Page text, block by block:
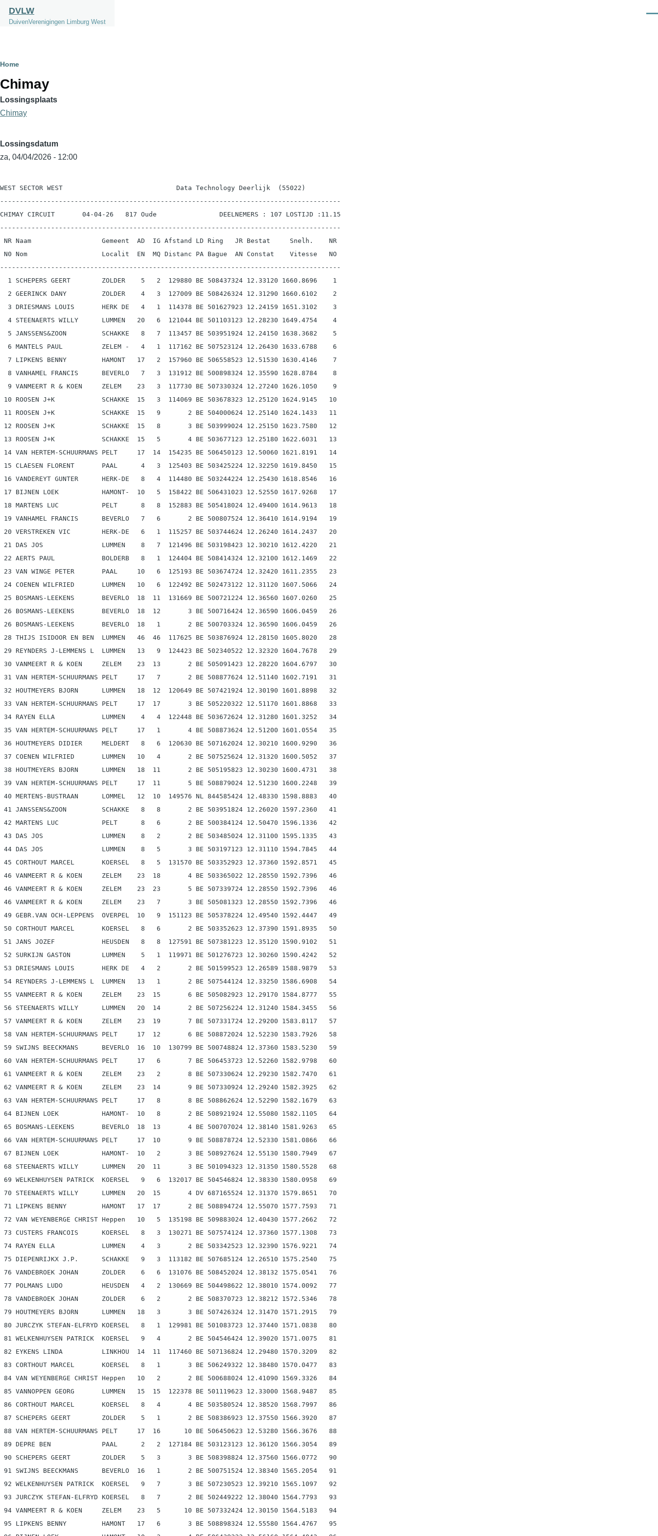
Overslaan en naar de inhoud gaan
DVLW
DuivenVerenigingen Limburg West
Kruimelpad
Home
Chimay
Lossingsplaats
Chimay
Lossingsdatum
za, 04/04/2026 - 12:00
WEST SECTOR WEST                             Data Technology Deerlijk  (55022)
---------------------------------------------------------------------------------------
CHIMAY CIRCUIT       04-04-26   817 Oude                DEELNEMERS : 107 LOSTIJD :11.15
---------------------------------------------------------------------------------------
NR Naam                  Gemeent  AD  IG Afstand LD Ring   JR Bestat     Snelh.    NR
N0 Nom                   Localit  EN  MQ Distanc PA Bague  AN Constat    Vitesse   NO
---------------------------------------------------------------------------------------
  1 SCHEPERS GEERT        ZOLDER    5   2  129880 BE 508437324 12.33120 1660.8696    1
  2 GEERINCK DANY         ZOLDER    4   3  127009 BE 508426324 12.31290 1660.6102    2
  3 DRIESMANS LOUIS       HERK DE   4   1  114378 BE 501627923 12.24159 1651.3102    3
  4 STEENAERTS WILLY      LUMMEN   20   6  121044 BE 501103123 12.28230 1649.4754    4
  5 JANSSENS&ZOON         SCHAKKE   8   7  113457 BE 503951924 12.24150 1638.3682    5
  6 MANTELS PAUL          ZELEM -   4   1  117162 BE 507523124 12.26430 1633.6788    6
  7 LIPKENS BENNY         HAMONT   17   2  157960 BE 506558523 12.51530 1630.4146    7
  8 VANHAMEL FRANCIS      BEVERLO   7   3  131912 BE 500898324 12.35590 1628.8784    8
  9 VANMEERT R & KOEN     ZELEM    23   3  117730 BE 507330324 12.27240 1626.1050    9
10 ROOSEN J+K            SCHAKKE  15   3  114069 BE 503678323 12.25120 1624.9145   10
11 ROOSEN J+K            SCHAKKE  15   9       2 BE 504000624 12.25140 1624.1433   11
12 ROOSEN J+K            SCHAKKE  15   8       3 BE 503999024 12.25150 1623.7580   12
13 ROOSEN J+K            SCHAKKE  15   5       4 BE 503677123 12.25180 1622.6031   13
14 VAN HERTEM-SCHUURMANS PELT     17  14  154235 BE 506450123 12.50060 1621.8191   14
15 CLAESEN FLORENT       PAAL      4   3  125403 BE 503425224 12.32250 1619.8450   15
16 VANDEREYT GUNTER      HERK-DE   8   4  114480 BE 503244224 12.25430 1618.8546   16
17 BIJNEN LOEK           HAMONT-  10   5  158422 BE 506431023 12.52550 1617.9268   17
18 MARTENS LUC           PELT      8   8  152883 BE 505418024 12.49400 1614.9613   18
19 VANHAMEL FRANCIS      BEVERLO   7   6       2 BE 500807524 12.36410 1614.9194   19
20 VERSTREKEN VIC        HERK-DE   6   1  115257 BE 503744624 12.26240 1614.2437   20
21 DAS JOS               LUMMEN    8   7  121496 BE 503198423 12.30210 1612.4220   21
22 AERTS PAUL            BOLDERB   8   1  124404 BE 508414324 12.32100 1612.1469   22
23 VAN WINGE PETER       PAAL     10   6  125193 BE 503674724 12.32420 1611.2355   23
24 COENEN WILFRIED       LUMMEN   10   6  122492 BE 502473122 12.31120 1607.5066   24
25 BOSMANS-LEEKENS       BEVERLO  18  11  131669 BE 500721224 12.36560 1607.0260   25
26 BOSMANS-LEEKENS       BEVERLO  18  12       3 BE 500716424 12.36590 1606.0459   26
26 BOSMANS-LEEKENS       BEVERLO  18   1       2 BE 500703324 12.36590 1606.0459   26
28 THIJS ISIDOOR EN BEN  LUMMEN   46  46  117625 BE 503876924 12.28150 1605.8020   28
29 REYNDERS J-LEMMENS L  LUMMEN   13   9  124423 BE 502340522 12.32320 1604.7678   29
30 VANMEERT R & KOEN     ZELEM    23  13       2 BE 505091423 12.28220 1604.6797   30
31 VAN HERTEM-SCHUURMANS PELT     17   7       2 BE 508877624 12.51140 1602.7191   31
32 HOUTMEYERS BJORN      LUMMEN   18  12  120649 BE 507421924 12.30190 1601.8898   32
33 VAN HERTEM-SCHUURMANS PELT     17  17       3 BE 505220322 12.51170 1601.8868   33
34 RAYEN ELLA            LUMMEN    4   4  122448 BE 503672624 12.31280 1601.3252   34
35 VAN HERTEM-SCHUURMANS PELT     17   1       4 BE 508873624 12.51200 1601.0554   35
36 HOUTMEYERS DIDIER     MELDERT   8   6  120630 BE 507162024 12.30210 1600.9290   36
37 COENEN WILFRIED       LUMMEN   10   4       2 BE 507525624 12.31320 1600.5052   37
38 HOUTMEYERS BJORN      LUMMEN   18  11       2 BE 505195823 12.30230 1600.4731   38
39 VAN HERTEM-SCHUURMANS PELT     17  11       5 BE 508879024 12.51230 1600.2248   39
40 MERTENS-BUSTRAAN      LOMMEL   12  10  149576 NL 844585424 12.48330 1598.8883   40
41 JANSSENS&ZOON         SCHAKKE   8   8       2 BE 503951824 12.26020 1597.2360   41
42 MARTENS LUC           PELT      8   6       2 BE 500384124 12.50470 1596.1336   42
43 DAS JOS               LUMMEN    8   2       2 BE 503485024 12.31100 1595.1335   43
44 DAS JOS               LUMMEN    8   5       3 BE 503197123 12.31110 1594.7845   44
45 CORTHOUT MARCEL       KOERSEL   8   5  131570 BE 503352923 12.37360 1592.8571   45
46 VANMEERT R & KOEN     ZELEM    23  18       4 BE 503365022 12.28550 1592.7396   46
46 VANMEERT R & KOEN     ZELEM    23  23       5 BE 507339724 12.28550 1592.7396   46
46 VANMEERT R & KOEN     ZELEM    23   7       3 BE 505081323 12.28550 1592.7396   46
49 GEBR.VAN OCH-LEPPENS  OVERPEL  10   9  151123 BE 505378224 12.49540 1592.4447   49
50 CORTHOUT MARCEL       KOERSEL   8   6       2 BE 503352623 12.37390 1591.8935   50
51 JANS JOZEF            HEUSDEN   8   8  127591 BE 507381223 12.35120 1590.9102   51
52 SURKIJN GASTON        LUMMEN    5   1  119971 BE 501276723 12.30260 1590.4242   52
53 DRIESMANS LOUIS       HERK DE   4   2       2 BE 501599523 12.26589 1588.9879   53
54 REYNDERS J-LEMMENS L  LUMMEN   13   1       2 BE 507544124 12.33250 1586.6908   54
55 VANMEERT R & KOEN     ZELEM    23  15       6 BE 505082923 12.29170 1584.8777   55
56 STEENAERTS WILLY      LUMMEN   20  14       2 BE 507256224 12.31240 1584.3455   56
57 VANMEERT R & KOEN     ZELEM    23  19       7 BE 507331724 12.29200 1583.8117   57
58 VAN HERTEM-SCHUURMANS PELT     17  12       6 BE 508872024 12.52230 1583.7926   58
59 SWIJNS BEECKMANS      BEVERLO  16  10  130799 BE 500748824 12.37360 1583.5230   59
60 VAN HERTEM-SCHUURMANS PELT     17   6       7 BE 506453723 12.52260 1582.9798   60
61 VANMEERT R & KOEN     ZELEM    23   2       8 BE 507330624 12.29230 1582.7470   61
62 VANMEERT R & KOEN     ZELEM    23  14       9 BE 507330924 12.29240 1582.3925   62
63 VAN HERTEM-SCHUURMANS PELT     17   8       8 BE 508862624 12.52290 1582.1679   63
64 BIJNEN LOEK           HAMONT-  10   8       2 BE 508921924 12.55080 1582.1105   64
65 BOSMANS-LEEKENS       BEVERLO  18  13       4 BE 500707024 12.38140 1581.9263   65
66 VAN HERTEM-SCHUURMANS PELT     17  10       9 BE 508878724 12.52330 1581.0866   66
67 BIJNEN LOEK           HAMONT-  10   2       3 BE 508927624 12.55130 1580.7949   67
68 STEENAERTS WILLY      LUMMEN   20  11       3 BE 501094323 12.31350 1580.5528   68
69 WELKENHUYSEN PATRICK  KOERSEL   9   6  132017 BE 504546824 12.38330 1580.0958   69
70 STEENAERTS WILLY      LUMMEN   20  15       4 DV 687165524 12.31370 1579.8651   70
71 LIPKENS BENNY         HAMONT   17  17       2 BE 508894724 12.55070 1577.7593   71
72 VAN WEYENBERGE CHRIST Heppen   10   5  135198 BE 509883024 12.40430 1577.2662   72
73 CUSTERS FRANCOIS      KOERSEL   8   3  130271 BE 507574124 12.37360 1577.1308   73
74 RAYEN ELLA            LUMMEN    4   3       2 BE 503342523 12.32390 1576.9221   74
75 DIEPENRIJKX J.P.      SCHAKKE   9   3  113182 BE 507685124 12.26510 1575.2540   75
76 VANDEBROEK JOHAN      ZOLDER    6   6  131076 BE 508452024 12.38132 1575.0541   76
77 POLMANS LUDO          HEUSDEN   4   2  130669 BE 504498622 12.38010 1574.0092   77
78 VANDEBROEK JOHAN      ZOLDER    6   2       2 BE 508370723 12.38212 1572.5346   78
79 HOUTMEYERS BJORN      LUMMEN   18   3       3 BE 507426324 12.31470 1571.2915   79
80 JURCZYK STEFAN-ELFRYD KOERSEL   8   1  129981 BE 501083723 12.37440 1571.0838   80
81 WELKENHUYSEN PATRICK  KOERSEL   9   4       2 BE 504546424 12.39020 1571.0075   81
82 EYKENS LINDA          LINKHOU  14  11  117460 BE 507136824 12.29480 1570.3209   82
83 CORTHOUT MARCEL       KOERSEL   8   1       3 BE 506249322 12.38480 1570.0477   83
84 VAN WEYENBERGE CHRIST Heppen   10   2       2 BE 500688024 12.41090 1569.3326   84
85 VANNOPPEN GEORG       LUMMEN   15  15  122378 BE 501119623 12.33000 1568.9487   85
86 CORTHOUT MARCEL       KOERSEL   8   4       4 BE 503580524 12.38520 1568.7997   86
87 SCHEPERS GEERT        ZOLDER    5   1       2 BE 508386923 12.37550 1566.3920   87
88 VAN HERTEM-SCHUURMANS PELT     17  16      10 BE 506450623 12.53280 1566.3676   88
89 DEPRE BEN             PAAL      2   2  127184 BE 503123123 12.36120 1566.3054   89
90 SCHEPERS GEERT        ZOLDER    5   3       3 BE 508398824 12.37560 1566.0772   90
91 SWIJNS BEECKMANS      BEVERLO  16   1       2 BE 500751524 12.38340 1565.2054   91
92 WELKENHUYSEN PATRICK  KOERSEL   9   7       3 BE 507230523 12.39210 1565.1097   92
93 JURCZYK STEFAN-ELFRYD KOERSEL   8   7       2 BE 502449222 12.38040 1564.7793   93
94 VANMEERT R & KOEN     ZELEM    23   5      10 BE 507332424 12.30150 1564.5183   94
95 LIPKENS BENNY         HAMONT   17   6       3 BE 508898324 12.55580 1564.4767   95